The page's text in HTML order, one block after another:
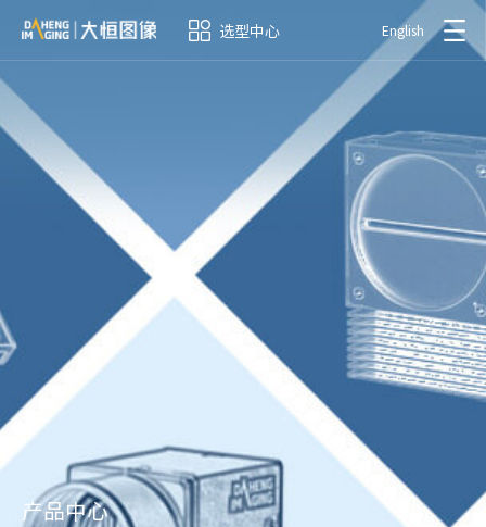
选型中心 English
产品中心